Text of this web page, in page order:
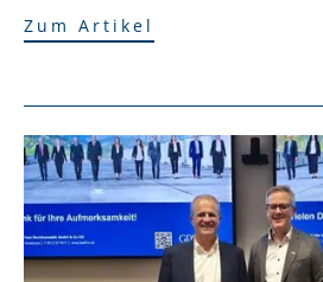
Zum Artikel